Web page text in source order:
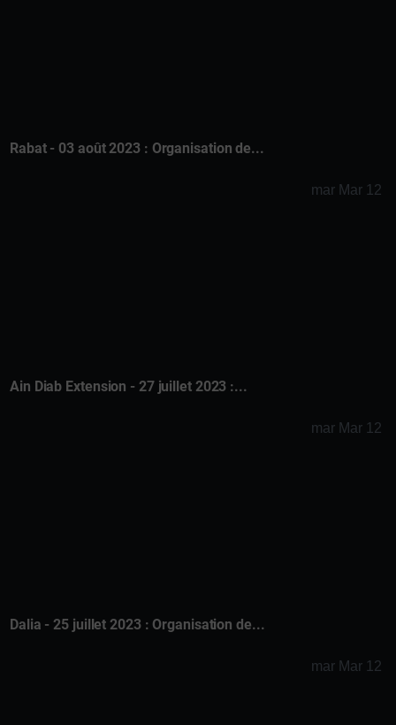
Rabat - 03 août 2023 : Organisation de...
mar Mar 12
Ain Diab Extension - 27 juillet 2023 :...
mar Mar 12
Dalia - 25 juillet 2023 : Organisation de...
mar Mar 12